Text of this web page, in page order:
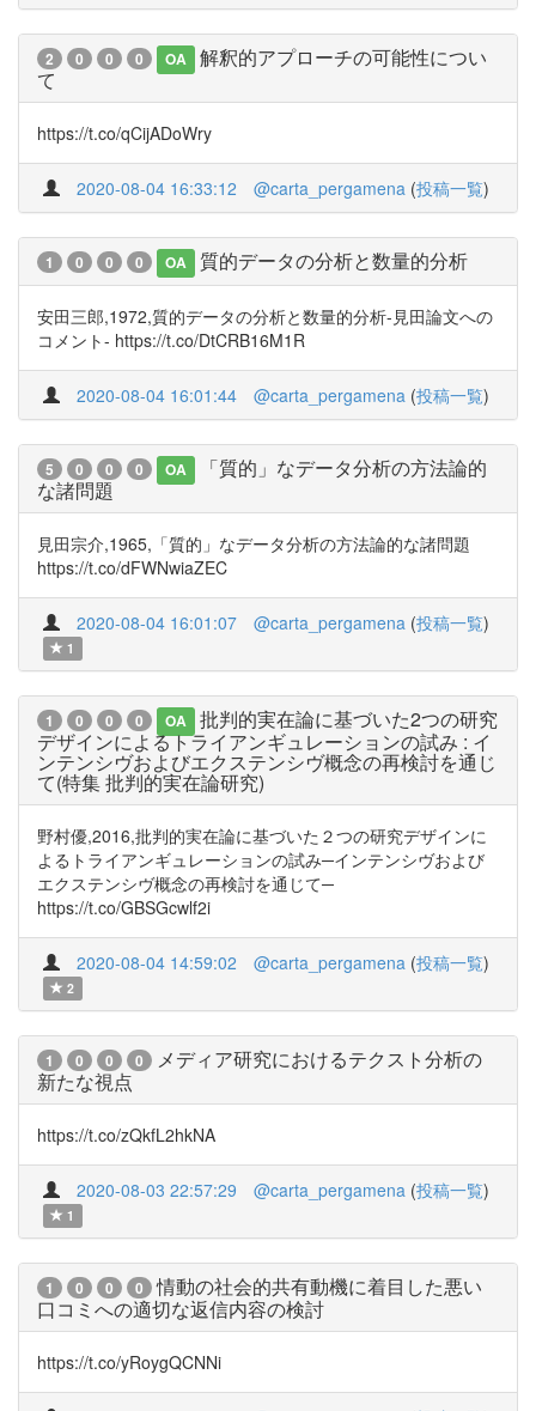
2 0 0 0 OA
解釈的アプローチの可能性につい
て
https://t.co/qCijADoWry
2020-08-04 16:33:12 @carta_pergamena (投稿一覧)
1 0 0 0 OA 質的データの分析と数量的分析
安田三郎,1972,質的データの分析と数量的分析-見田論文への
コメント- https://t.co/DtCRB16M1R
2020-08-04 16:01:44 @carta_pergamena (投稿一覧)
5 0 0 0 OA
「質的」なデータ分析の方法論的
な諸問題
見田宗介,1965,「質的」なデータ分析の方法論的な諸問題
https://t.co/dFWNwiaZEC
2020-08-04 16:01:07 @carta_pergamena (投稿一覧)
1
1 0 0 0 OA
批判的実在論に基づいた2つの研究
デザインによるトライアンギュレーションの試み : イ
ンテンシヴおよびエクステンシヴ概念の再検討を通じ
て(特集 批判的実在論研究)
野村優,2016,批判的実在論に基づいた２つの研究デザインに
よるトライアンギュレーションの試み─インテンシヴおよび
エクステンシヴ概念の再検討を通じて─
https://t.co/GBSGcwlf2i
2020-08-04 14:59:02 @carta_pergamena (投稿一覧)
2
1 0 0 0
メディア研究におけるテクスト分析の
新たな視点
https://t.co/zQkfL2hkNA
2020-08-03 22:57:29 @carta_pergamena (投稿一覧)
1
1 0 0 0
情動の社会的共有動機に着目した悪い
口コミへの適切な返信内容の検討
https://t.co/yRoygQCNNi